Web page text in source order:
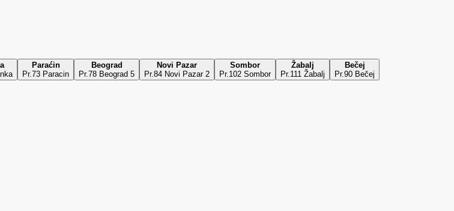
Paraćin
Pr.73 Paracin
Beograd
Pr.78 Beograd 5
Novi Pazar
Pr.84 Novi Pazar 2
Sombor
Pr.102 Sombor
Žabalj
Pr.111 Žabalj
Bečej
Pr.90 Bečej